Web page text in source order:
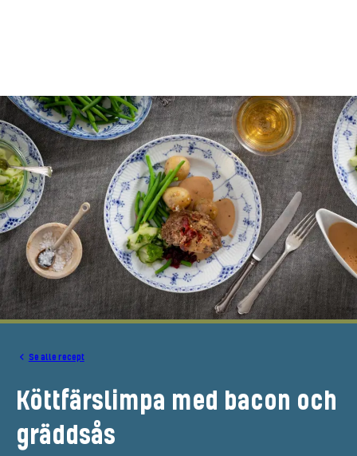
Se alle recept
Köttfärslimpa med bacon och
gräddsås